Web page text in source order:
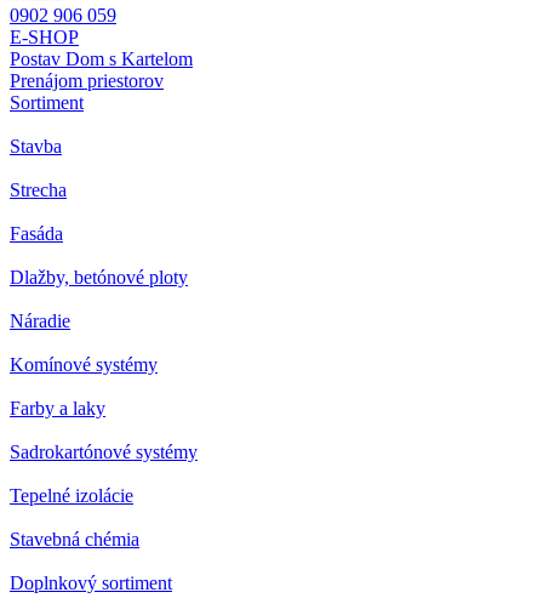
0902 906 059
E-SHOP
Postav Dom s Kartelom
Prenájom priestorov
Sortiment
Stavba
Strecha
Fasáda
Dlažby, betónové ploty
Náradie
Komínové systémy
Farby a laky
Sadrokartónové systémy
Tepelné izolácie
Stavebná chémia
Doplnkový sortiment